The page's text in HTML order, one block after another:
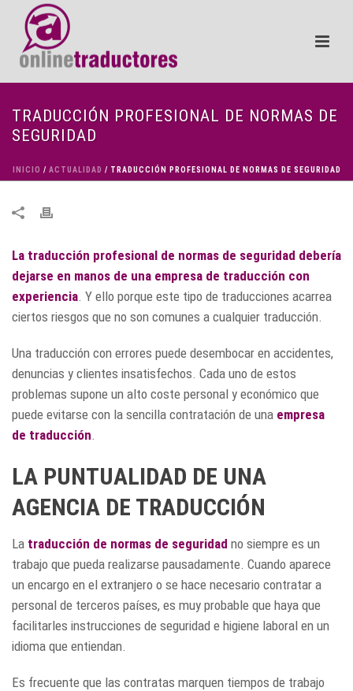
TRADUCCIÓN PROFESIONAL DE NORMAS DE
SEGURIDAD
INICIO / ACTUALIDAD / TRADUCCIÓN PROFESIONAL DE NORMAS DE SEGURIDAD
La traducción profesional de normas de seguridad debería
dejarse en manos de una empresa de traducción con
experiencia. Y ello porque este tipo de traducciones acarrea
ciertos riesgos que no son comunes a cualquier traducción.
Una traducción con errores puede desembocar en accidentes,
denuncias y clientes insatisfechos. Cada uno de estos
problemas supone un alto coste personal y económico que
puede evitarse con la sencilla contratación de una empresa
de traducción.
LA PUNTUALIDAD DE UNA
AGENCIA DE TRADUCCIÓN
La traducción de normas de seguridad no siempre es un
trabajo que pueda realizarse pausadamente. Cuando aparece
un encargo en el extranjero o se hace necesario contratar a
personal de terceros países, es muy probable que haya que
facilitarles instrucciones de seguridad e higiene laboral en un
idioma que entiendan.
Es frecuente que las contratas marquen tiempos de trabajo